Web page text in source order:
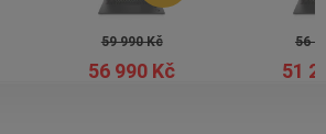
59 990 Kč
56 990 Kč
56
51